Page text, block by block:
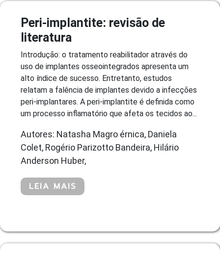
Peri-implantite: revisão de
literatura
Introdução: o tratamento reabilitador através do
uso de implantes osseointegrados apresenta um
alto índice de sucesso. Entretanto, estudos
relatam a falência de implantes devido a infecções
peri-implantares. A peri-implantite é definida como
um processo inflamatório que afeta os tecidos ao...
Autores: Natasha Magro érnica, Daniela
Colet, Rogério Parizotto Bandeira, Hilário
Anderson Huber,
LEIA MAIS